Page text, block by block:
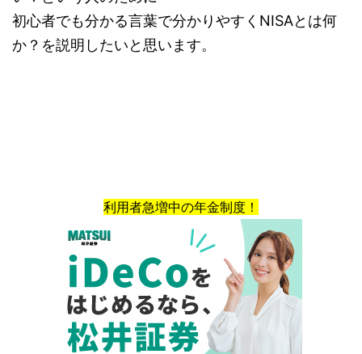
初心者でも分かる言葉で分かりやすくNISAとは何
か？を説明したいと思います。
利用者急増中の年金制度！